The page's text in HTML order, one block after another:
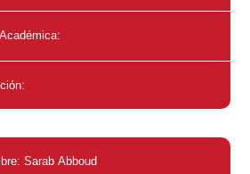
Sarab Abboud